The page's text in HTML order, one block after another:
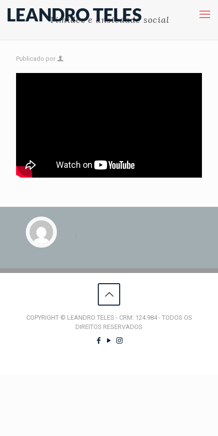
Timidez e ansiedade social
Publicado por
COPYRIGHT © LEANDRO TELES - CRM: 124.984 - TODOS OS
DIREITOS RESERVADOS